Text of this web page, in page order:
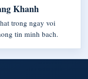
Khanh
trong ngay voi
tin minh bach.